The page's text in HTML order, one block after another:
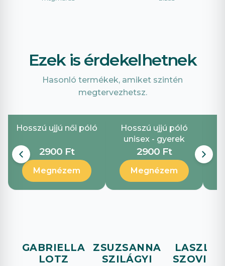
Ezek is érdekelhetnek
Hasonló termékek, amiket szintén
megtervezhetsz.
Hosszú ujjú női póló
2900 Ft
Megnézem
Hosszú ujjú póló
unisex - gyerek
2900 Ft
Megnézem
GABRIELLA
LOTZ
ZSUZSANNA
SZILÁGYI
LASZLO
SZOVICS